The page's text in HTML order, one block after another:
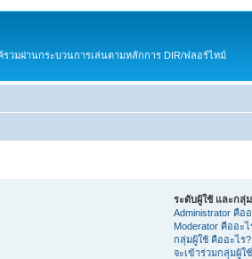
วมผ่านกระบวนการเล่นตามหลักการ DIR/ฟลอร์ไทม์
ระดับผู้ใช้ และกลุ่
Administrator คือ
Moderator คืออะไ
กลุ่มผู้ใช้ คืออะไร?
จะเข้าร่วมกลุ่มผู้ใ